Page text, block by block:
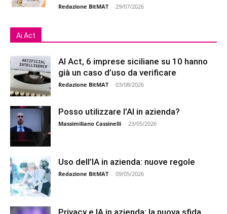
Redazione BitMAT - 29/07/2026
Ai Act
AI Act, 6 imprese siciliane su 10 hanno
già un caso d’uso da verificare
Redazione BitMAT - 03/08/2026
Posso utilizzare l’AI in azienda?
Massimiliano Cassinelli - 23/05/2026
Uso dell’IA in azienda: nuove regole
Redazione BitMAT - 09/05/2026
Privacy e IA in azienda: la nuova sfida